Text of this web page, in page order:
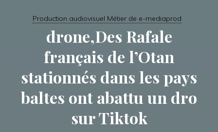
Production audiovisuel Métier de e-mediaprod
drone,Des Rafale
français de l’Otan
stationnés dans les pays
baltes ont abattu un dro
sur Tiktok